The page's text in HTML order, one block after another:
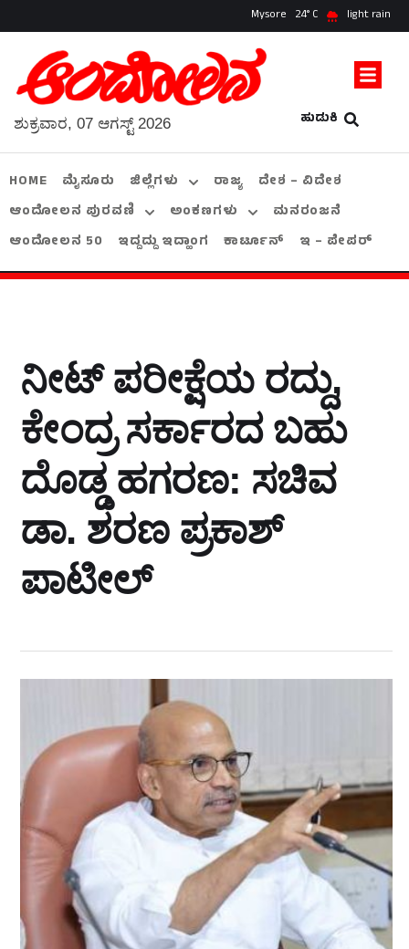
Mysore 24 light rain
ಹುಡುಕಿ
ಶುಕ್ರವಾರ, 07 ಆಗಸ್ಟ್ 2026
HOME ಮೈಸೂರು ಜಿಲ್ಲೆಗಳು ರಾಜ್ಯ
ದೇಶ – ವಿದೇಶ
ಆಂದೋಲನ ಪುರವಣಿ
ಅಂಕಣಗಳು
ಮನರಂಜನೆ
ಆಂದೋಲನ 50
ಇದ್ದದ್ದು ಇದ್ಹಾಂಗ ಕಾರ್ಟೂನ್ ಇ – ಪೇಪರ್
ನೀಟ್‌ ಪರೀಕ್ಷೆಯ ರದ್ದು,
ಕೇಂದ್ರ ಸರ್ಕಾರದ ಬಹು
ದೊಡ್ಡ ಹಗರಣ: ಸಚಿವ
ಡಾ. ಶರಣ ಪ್ರಕಾಶ್
ಪಾಟೀಲ್